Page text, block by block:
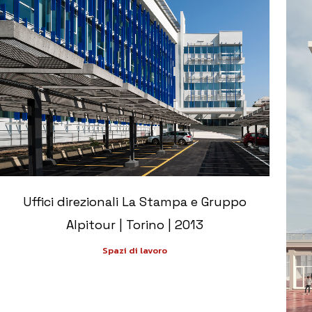
+
Uffici direzionali La Stampa e Gruppo
Alpitour | Torino | 2013
Spazi di lavoro